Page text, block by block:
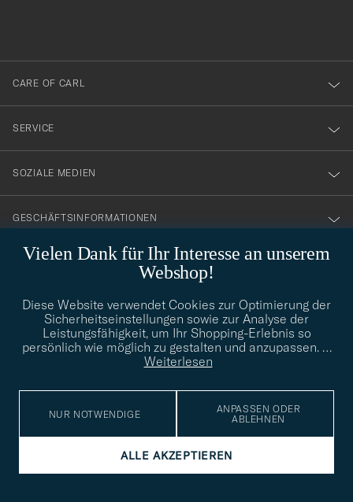
Vielen Dank für Ihr Interesse an unserem
Webshop!
Diese Website verwendet Cookies zur Optimierung der
Sicherheitseinstellungen sowie zur Analyse der
Leistungsfähigkeit, um Ihr Shopping-Erlebnis so
persönlich wie möglich zu gestalten und anzupassen. …
Weiterlesen
NUR NOTWENDIGE
ANPASSEN ODER
ABLEHNEN
ALLE AKZEPTIEREN
dig
till
vårt
nyhetsbrev!
CARE OF CARL
SERVICE
SOZIALE MEDIEN
GESCHÄFTSINFORMATIONEN
info@careofcarl.de
Benötigen Sie Hilfe bei der Suche nach Ihrem persönlichen Stil?
Wenden Sie sich an uns, wir helfen Ihnen gerne weiter!
STILBERATUNG